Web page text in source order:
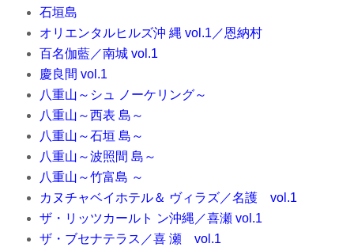
石垣島
オリエンタルヒルズ沖 縄 vol.1／恩納村
百名伽藍／南城 vol.1
慶良間 vol.1
八重山～シュ ノーケリング～
八重山～西表 島～
八重山～石垣 島～
八重山～波照間 島～
八重山～竹富島 ～
カヌチャベイホテル＆ ヴィラズ／名護 vol.1
ザ・リッツカールト ン沖縄／喜瀬 vol.1
ザ・ブセナテラス／喜 瀬 vol.1